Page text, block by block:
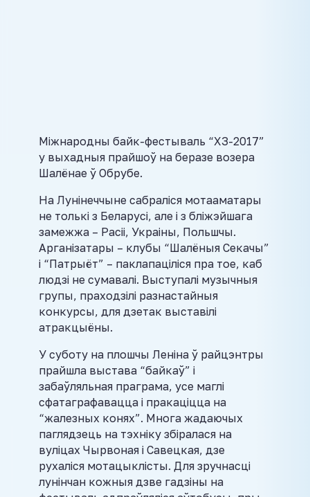
Міжнародны байк-фестываль “ХЗ-2017”
у выхадныя прайшоў на беразе возера
Шалёнае ў Обрубе.
На Лунінеччыне сабраліся мотааматары
не толькі з Беларусі, але і з бліжэйшага
замежжа – Расіі, Украіны, Польшчы.
Арганізатары – клубы “Шалёныя Секачы”
і “Патрыёт” – паклапаціліся пра тое, каб
людзі не сумавалі. Выступалі музычныя
групы, праходзілі разнастайныя
конкурсы, для дзетак выставілі
атракцыёны.
У суботу на плошчы Леніна ў райцэнтры
прайшла выстава “байкаў” і
забаўляльная праграма, усе маглі
сфатаграфавацца і пракаціцца на
“жалезных конях”. Многа жадаючых
паглядзець на тэхніку збіралася на
вуліцах Чырвоная і Савецкая, дзе
рухаліся мотацыклісты. Для зручнасці
лунінчан кожныя дзве гадзіны на